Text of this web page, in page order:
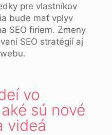
pre vlastníkov
bude mať vplyv
SEO firiem. Zmeny
SEO stratégií aj
vo
sú nové
videá